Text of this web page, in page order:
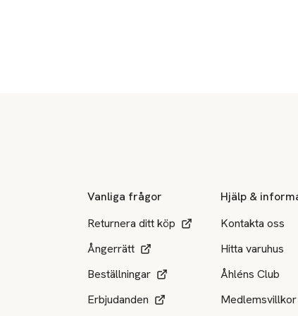
Vanliga frågor
Returnera ditt köp
Ångerrätt
Beställningar
Erbjudanden
Hjälp &
Kontakta oss
Hitta varuhus
Åhléns Club
Medlemsvillkor